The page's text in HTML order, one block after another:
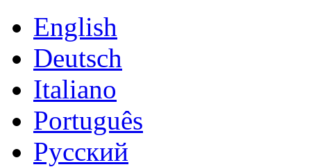
English
Deutsch
Italiano
Português
Русский